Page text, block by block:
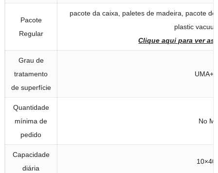
Pacote
Regular
pacote da caixa, paletes de madeira, pacote
plastic
Clique aqui para ver as
Grau de
tratamento
de superfície
UMA+,
Quantidade
mínima de
pedido
No
Capacidade
diária
10